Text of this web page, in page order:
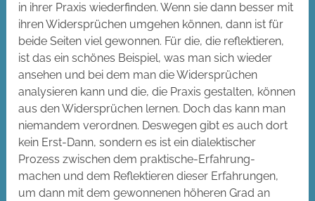
in ihrer Praxis wiederfinden. Wenn sie dann besser mit
ihren Widersprüchen umgehen können, dann ist für
beide Seiten viel gewonnen. Für die, die reflektieren,
ist das ein schönes Beispiel, was man sich wieder
ansehen und bei dem man die Widersprüchen
analysieren kann und die, die Praxis gestalten, können
aus den Widersprüchen lernen. Doch das kann man
niemandem verordnen. Deswegen gibt es auch dort
kein Erst-Dann, sondern es ist ein dialektischer
Prozess zwischen dem praktische-Erfahrung-
machen und dem Reflektieren dieser Erfahrungen,
um dann mit dem gewonnenen höheren Grad an